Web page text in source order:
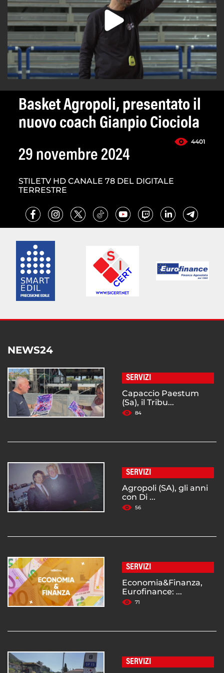
Basket Agropoli, presentato il
nuovo coach Gianpio Ciociola
4401
29 novembre 2024
STILETV HD CANALE 78 DEL DIGITALE
TERRESTRE
NEWS24
SERVIZI
Capaccio Paestum
(Sa), il Tribu...
84
SERVIZI
Agropoli (SA), gli anni
con Di ...
56
SERVIZI
Economia&Finanza,
Eurofinance: ...
71
SERVIZI